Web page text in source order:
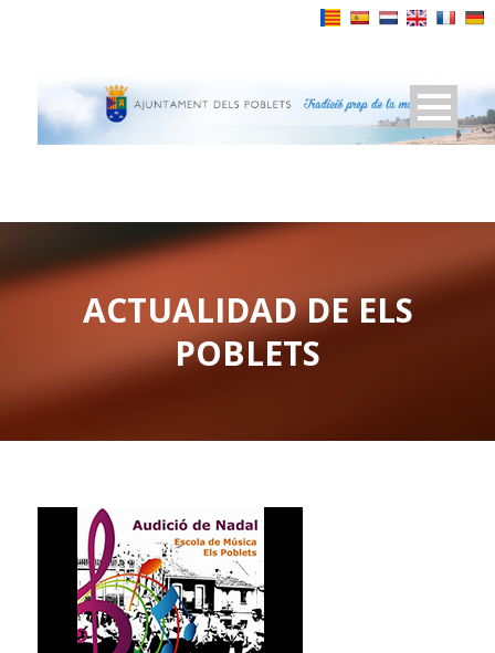
ACTUALIDAD DE ELS
POBLETS